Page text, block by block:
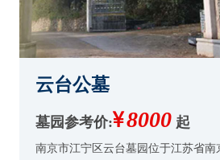
云台公墓
墓园参考价: 8000 起
南京市江宁区云台墓园位于江苏省